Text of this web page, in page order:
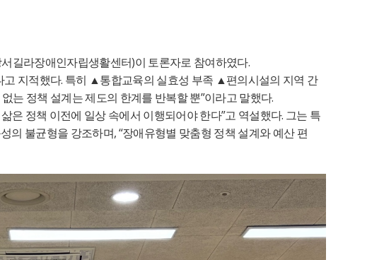
서길라장애인자립생활센터)이 토론자로 참여하였다.
고 지적했다. 특히 ▲ 통합교육의 실효성 부족 ▲ 편의시설의 지역 간
는 정책 설계는 제도의 한계를 반복할 뿐”이라고 말했다.
은 정책 이전에 일상 속에서 이행되어야 한다”고 역설했다. 그는 특
의 불균형을 강조하며, “장애유형별 맞춤형 정책 설계와 예산 편